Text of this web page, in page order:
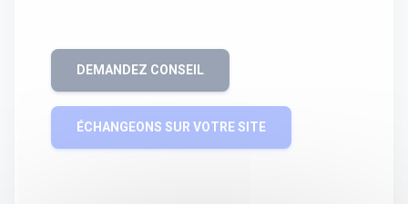
DEMANDEZ CONSEIL
ÉCHANGEONS SUR VOTRE SITE